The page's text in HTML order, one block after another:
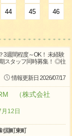
44 45 46
3週間程度～OK！ 未経験
スタッフ同時募集！ ◎往
情報更新日 2026/07/17
（株式会社
12日
淵町東町